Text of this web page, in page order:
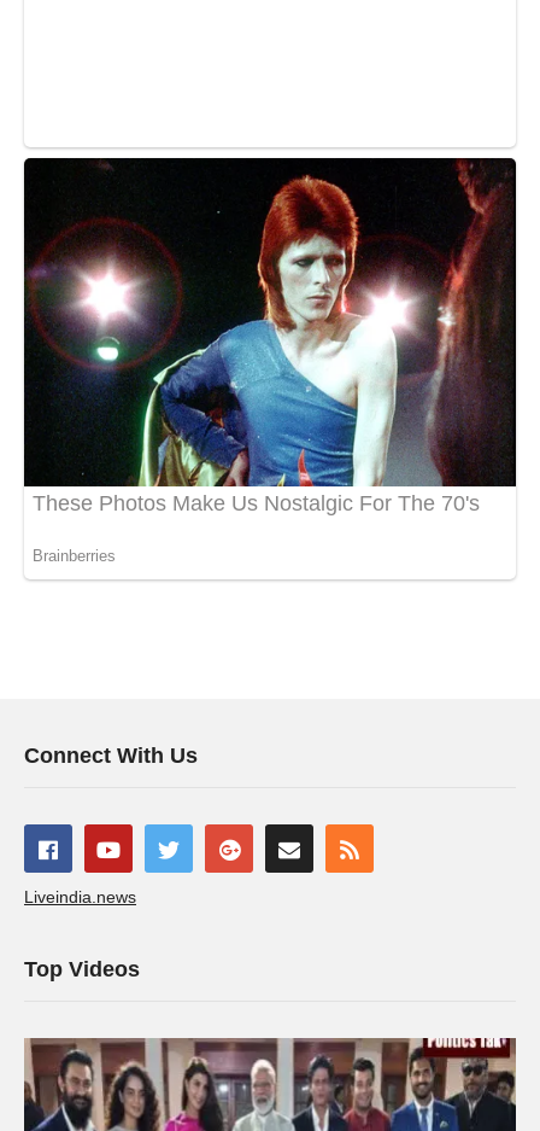
Connect With Us
Liveindia.news
Top Videos